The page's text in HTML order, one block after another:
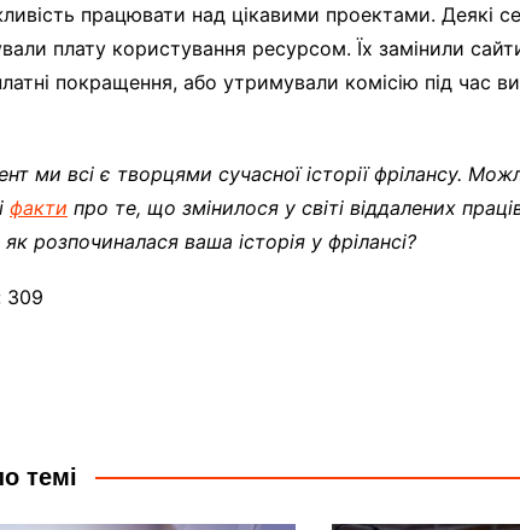
працювати над цікавими проектами. Деякі
плату користування ресурсом. Їх замінили
покращення, або утримували комісію під час
ми всі є творцями сучасної історії фрілансу.
факти про те, що змінилося у світі віддалених
розпочиналася ваша історія у фрілансі?
309
темі